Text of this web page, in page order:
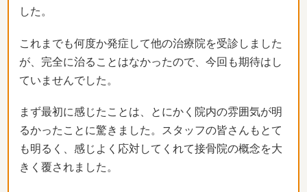
した。
これまでも何度か発症して他の治療院を受診しました
が、 完全に治ることはなかったので、 今回も期待はし
ていませんでした。
まず最初に感じたことは、
とにかく院内の雰囲気が明
るかったことに驚きました。スタッフの皆さんもとて
も明るく、 感じよく応対してくれて接骨院の概念を大
きく覆されました。